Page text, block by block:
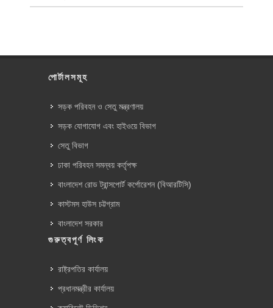
পোর্টালসমূহ
সড়ক পরিবহন ও সেতু মন্ত্রণালয়
সড়ক যোগাযোগ এবং হাইওয়ে বিভাগ
সেতু বিভাগ
ঢাকা পরিবহন সমন্বয় কর্তৃপক্ষ
বাংলাদেশ রোড ট্রান্সপোর্ট কর্পোরেশন (বিআরটিসি)
কাস্টমস হাউস চট্টগ্রাম
বাংলাদেশ সরকার
গুরুত্বপূর্ণ লিংক
রাষ্ট্রপতির কার্যালয়
প্রধানমন্ত্রীর কার্যালয়